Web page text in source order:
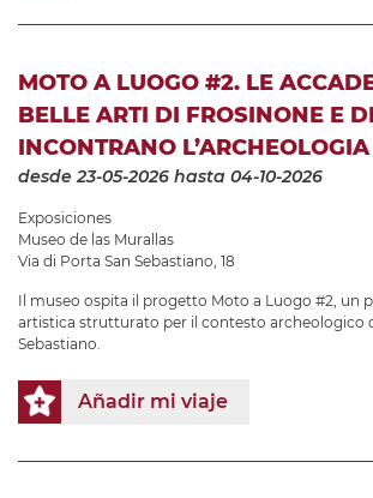
MOTO A LUOGO #2. LE
BELLE ARTI DI FROSINONE E
INCONTRANO L’ARCHEOLOGIA
desde 23-05-2026 hasta 04-10-2026
Exposiciones
Museo de las Murallas
Via di Porta San Sebastiano, 18
Il museo ospita il progetto Moto a Luogo #2, un
artistica strutturato per il contesto archeologico
Sebastiano.
Añadir mi viaje